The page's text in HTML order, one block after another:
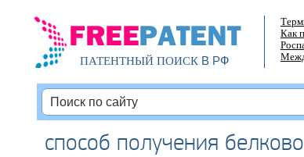
ПАТЕНТНЫЙ ПОИСКВ РФ
Как
способ получения